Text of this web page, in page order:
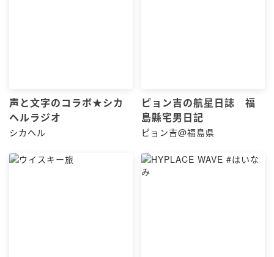
声と文字のコラボ★シカ
ヘルラジオ
シカヘル
ピョン吉の航星日誌 福
島縣宅男日記
ピョン吉@福島県